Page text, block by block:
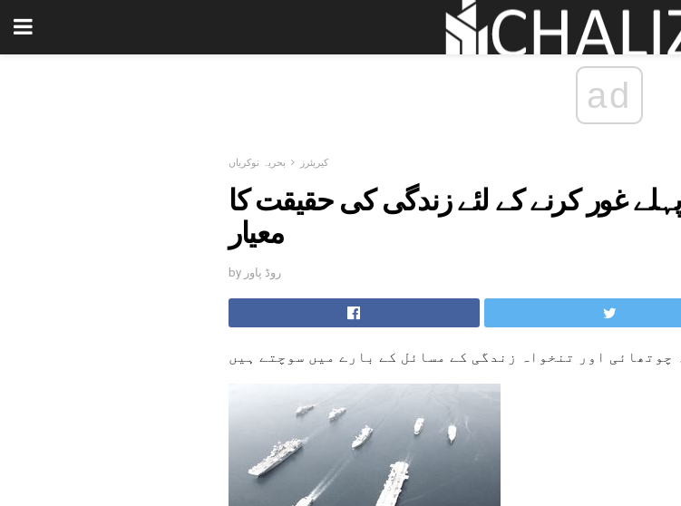
ad
کیریئرز بحریہ نوکریاں
غور کرنے کے لئے زندگی کی حقیقت کا
معیار
by روڈ پاور
چوتھائی اور تنخواہ زندگی کے مسائل کے بارے میں سوچتے ہیں